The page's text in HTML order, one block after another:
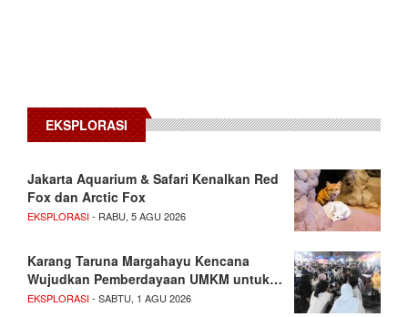
EKSPLORASI
Jakarta Aquarium & Safari Kenalkan Red
Fox dan Arctic Fox
EKSPLORASI- RABU, 5 AGU 2026
Karang Taruna Margahayu Kencana
Wujudkan Pemberdayaan UMKM untuk…
EKSPLORASI- SABTU, 1 AGU 2026